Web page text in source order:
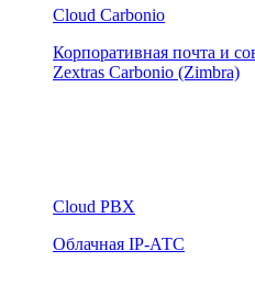
Cloud Carbonio
Корпоративная почта и
Zextras Carbonio (Zimbra)
Cloud PBX
Облачная IP-АТС